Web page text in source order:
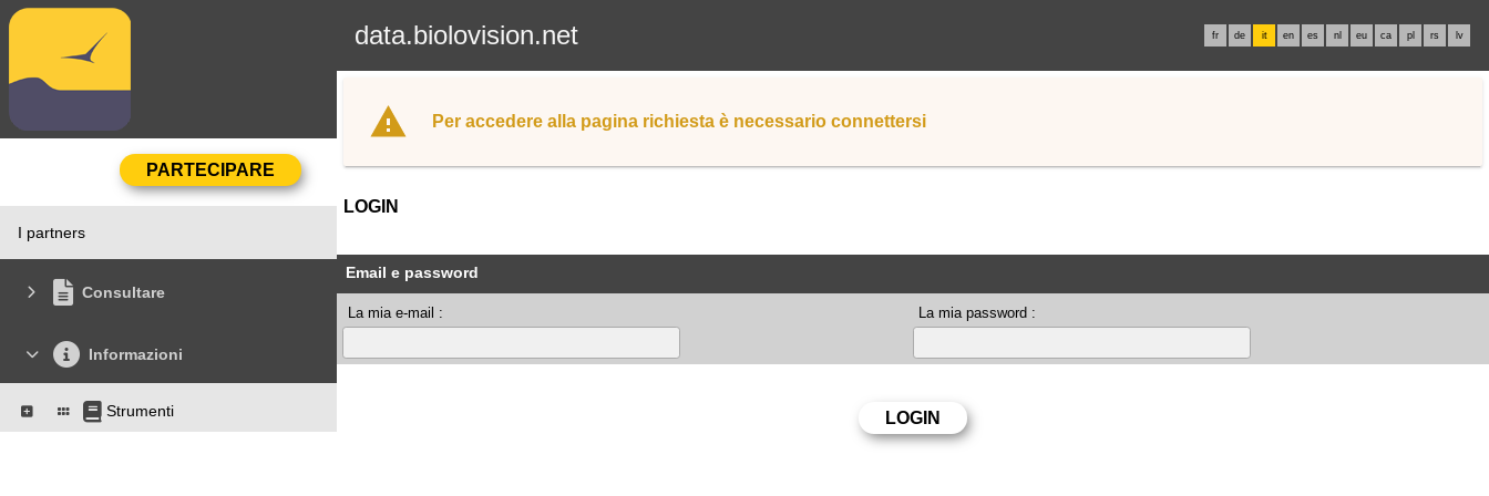
data.biolovision.net fr de it en es nl eu ca pl rs lv
I partners
Consultare
Informazioni
Strumenti
Per accedere alla pagina richiesta è necessario connettersi
LOGIN
Email e password
La mia e-mail : La mia password :